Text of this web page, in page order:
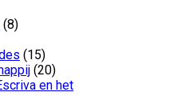
(8)
(15)
(20)
en het